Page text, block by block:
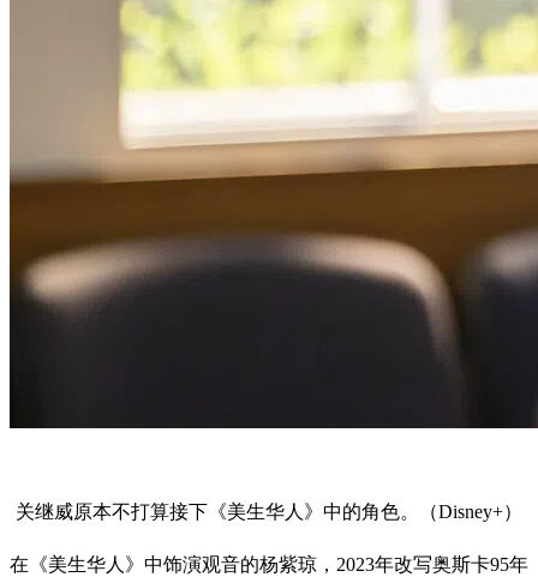
关继威原本不打算接下《美生华人》中的角色。（Disney+）
在《美生华人》中饰演观音的杨紫琼，2023年改写奥斯卡95年